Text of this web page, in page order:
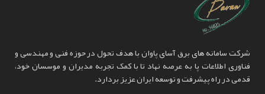
شرکت سامانه های برق آسای پاوان با هدف تحول در حوزه فنی و مهندسی و
فناوری اطلاعات پا به عرصه نهاد تا با کمک تجربه مدیران و موسسان خود،
قدمی در راه پیشرفت و توسعه ایران عزیز بردارد.